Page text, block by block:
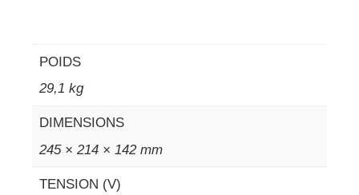
POIDS
29,1 kg
DIMENSIONS
245 × 214 × 142 mm
TENSION (V)